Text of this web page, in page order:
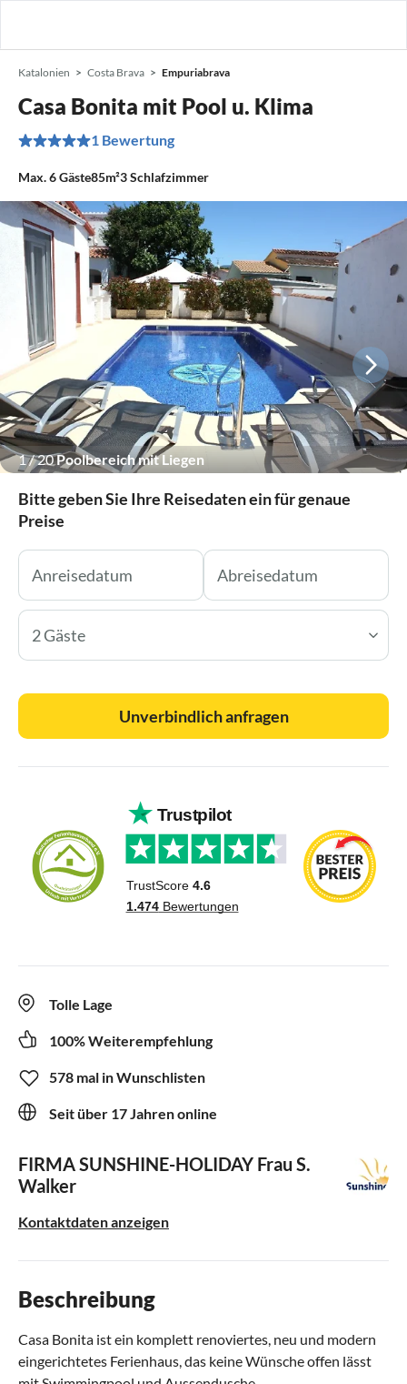
Katalonien Costa Brava Empuriabrava
Casa Bonita mit Pool u. Klima
1 Bewertung
Max.6Gäste85m²3Schlafzimmer
1/20Poolbereich mit Liegen
Bitte geben Sie Ihre Reisedaten ein für genaue
Preise
2 Gäste
Unverbindlich anfragen
Tolle Lage
100% Weiterempfehlung
578 mal in Wunschlisten
Seit über 17 Jahren online
FIRMA SUNSHINE-HOLIDAY Frau S.
Walker
Kontaktdaten anzeigen
Beschreibung
Casa Bonita ist ein komplett renoviertes, neu und modern
eingerichtetes Ferienhaus, das keine Wünsche offen lässt